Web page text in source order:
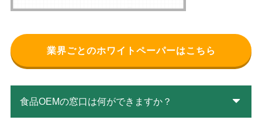
業界ごとのホワイトペーパーはこちら
食品OEMの窓口は何ができますか？